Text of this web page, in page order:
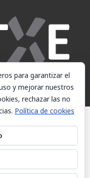
utiliza cookies, consulte
para garantizar el
y mejorar nuestros
rechazar las no
Política de cookies